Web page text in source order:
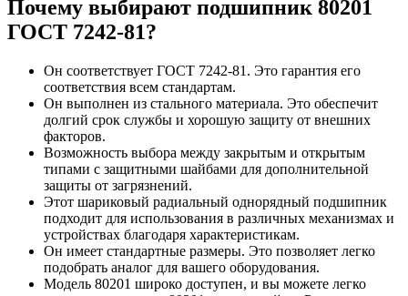
Почему выбирают подшипник 80201
ГОСТ 7242-81?
Он соответствует ГОСТ 7242-81. Это гарантия его
соответствия всем стандартам.
Он выполнен из стального материала. Это обеспечит
долгий срок службы и хорошую защиту от внешних
факторов.
Возможность выбора между закрытым и открытым
типами с защитными шайбами для дополнительной
защиты от загрязнений.
Этот шариковый радиальный однорядный подшипник
подходит для использования в различных механизмах и
устройствах благодаря характеристикам.
Он имеет стандартные размеры. Это позволяет легко
подобрать аналог для вашего оборудования.
Модель 80201 широко доступен, и вы можете легко